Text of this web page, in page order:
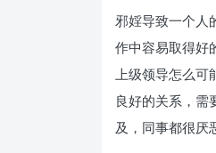
邪婬导致一个人
作中容易取得好
上级领导怎么可
良好的关系，需
及，同事都很厌